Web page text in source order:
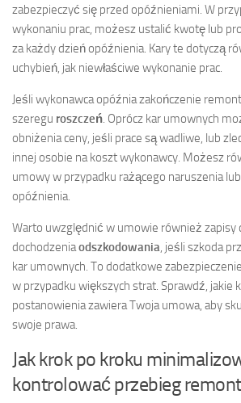
zabezpieczyć się przed opóźnieniami. W
wykonaniu prac, możesz ustalić kwotę lub
za każdy dzień opóźnienia. Kary te dotyczą
uchybień, jak niewłaściwe wykonanie prac.
Jeśli wykonawca opóźnia zakończenie
szeregu roszczeń . Oprócz kar umownych
obniżenia ceny, jeśli prace są wadliwe, lub
innej osobie na koszt wykonawcy. Możesz
umowy w przypadku rażącego naruszenia
opóźnienia.
Warto uwzględnić w umowie również zapisy
dochodzeniaodszkodowania , jeśli szkoda
kar umownych. To dodatkowe
w przypadku większych strat. Sprawdź, jakie
postanowienia zawiera Twoja umowa, aby
swoje prawa.
Jak krok po kroku
kontrolować przebieg